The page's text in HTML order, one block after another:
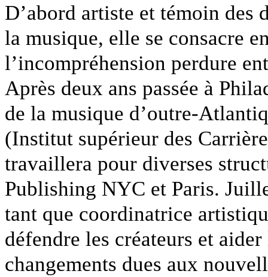
D’abord artiste et témoin des
la musique, elle se consacre
l’incompréhension perdure
Après deux ans passée à
de la musique d’outre-
(Institut supérieur des
travaillera pour diverses
Publishing NYC et Paris.
tant que coordinatrice
défendre les créateurs et
changements dues aux